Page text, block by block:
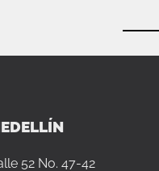
52 No. 47-42